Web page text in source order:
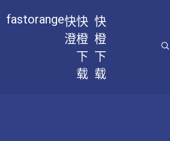
fastorange快
澄
快
橙
下
载
快
橙
下
载